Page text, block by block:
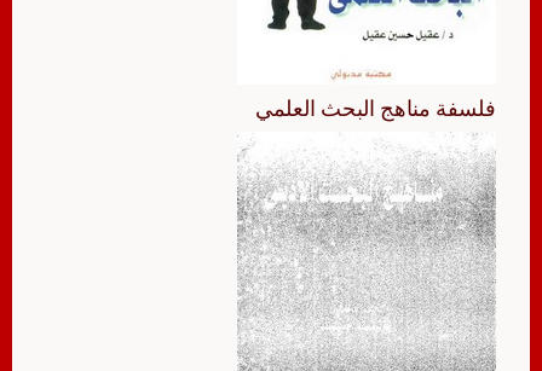
فلسفة مناهج البحث العلمي